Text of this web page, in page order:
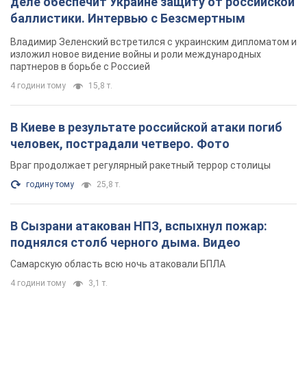
годину тому 25,8 т.
В Сызрани атакован НПЗ, вспыхнул пожар:
поднялся столб черного дыма. Видео
Самарскую область всю ночь атаковали БПЛА
4 години тому 3,1 т.